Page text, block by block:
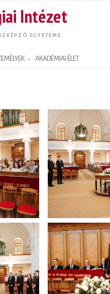
tartalomra
Intézet
EGYETEME
AKADÉMIAI ÉLET